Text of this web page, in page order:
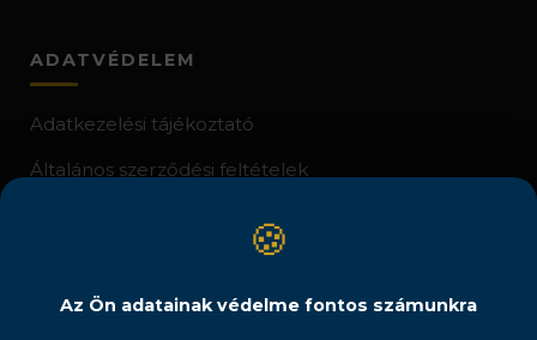
🍪
Az Ön adatainak védelme fontos számunkra
ADATVÉDELEM
Adatkezelési tájékoztató
Általános szerződési feltételek